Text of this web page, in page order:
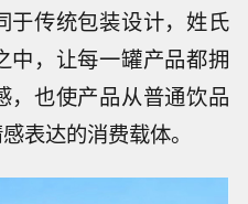
于传统包装设计，姓氏
中，让每一罐产品都拥
，也使产品从普通饮品
表达的消费载体。